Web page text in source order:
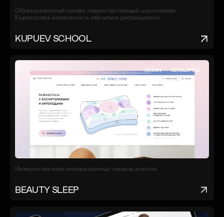
Образовательный проект, предоставляющий школьникам
Кыргызстана возможность обучаться дистанционно.
KUPUEV SCHOOL
DESIGN DEVELOPING
Интернет-магазин инновационных товаров для сна
BEAUTY SLEEP